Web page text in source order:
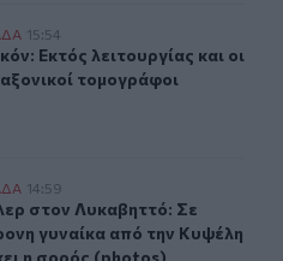
και οι δύο αξονικοί
15:54
Εκτός λειτουργίας και οι
Εκτός λειτουργίας και οι
τομογράφοι
57χρονη γυναίκα από την
14:59
στον Λυκαβηττό: Σε
στον Λυκαβηττό: Σε
γυναίκα από την Κυψέλη
η σορός (photos)